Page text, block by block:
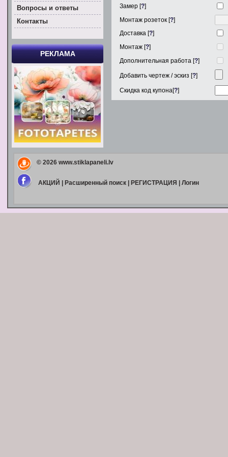
Замер [?]
Монтаж розеток [?]
Доставка [?]
Монтаж [?]
Дополнительная работа [?]
Добавить чертеж / эскиз [?]
Скидка код купона[?]
Вoпросы и ответы
Контакты
РЕКЛАМА
© 2026 www.stiklapaneli.lv
АКЦИЙ Расширенный поиск| РЕГИСТРАЦИЯ Логин